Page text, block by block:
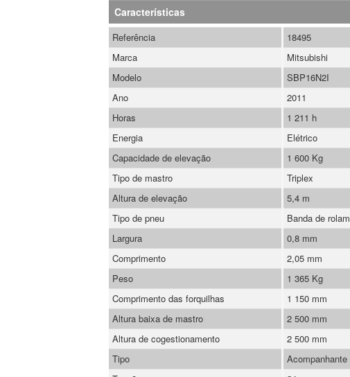
Características
Referência
18495
Marca
Mitsubishi
Modelo
SBP16N2I
Ano
2011
Horas
1 211 h
Energia
Elétrico
Capacidade de elevação
1 600 Kg
Tipo de mastro
Triplex
Altura de elevação
5,4 m
Tipo de pneu
Banda de
Largura
0,8 mm
Comprimento
2,05 mm
Peso
1 365 Kg
Comprimento das forquilhas
1 150 mm
Altura baixa de mastro
2 500 mm
Altura de cogestionamento
2 500 mm
Tipo
Acompanhante